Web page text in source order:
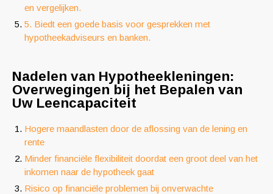
en vergelijken.
5. Biedt een goede basis voor gesprekken met
hypotheekadviseurs en banken.
Nadelen van Hypotheekleningen:
Overwegingen bij het Bepalen van
Uw Leencapaciteit
Hogere maandlasten door de aflossing van de lening en
rente
Minder financiële flexibiliteit doordat een groot deel van het
inkomen naar de hypotheek gaat
Risico op financiële problemen bij onverwachte